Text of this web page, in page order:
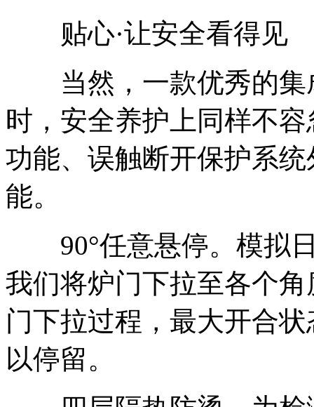
贴心·让安全看得见
当然，一款优秀的集
时，安全养护上同样不
功能、误触断开保护系
能。
90°任意悬停。模拟日
我们将炉门下拉至各个
门下拉过程，最大开合
以停留。